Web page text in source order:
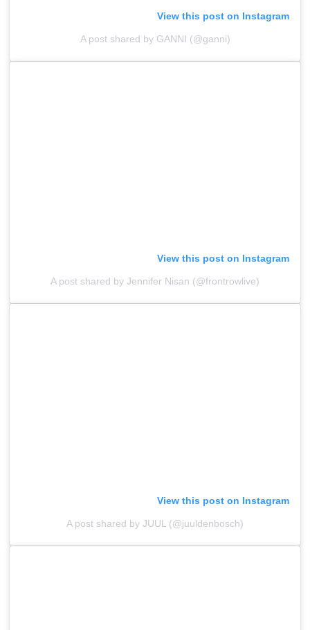
View this post on Instagram
A post shared by GANNI (@ganni)
View this post on Instagram
A post shared by Jennifer Nisan (@frontrowlive)
View this post on Instagram
A post shared by JUUL (@juuldenbosch)